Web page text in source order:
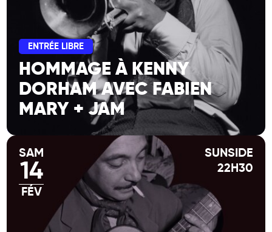
ENTRÉE LIBRE
HOMMAGE À KENNY
DORHAM AVEC FABIEN
MARY + JAM
SAM
14
FÉV
SUNSIDE
22H30